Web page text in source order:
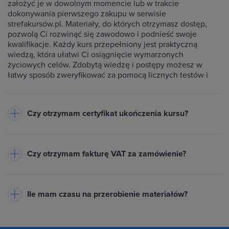
założyć je w dowolnym momencie lub w trakcie
dokonywania pierwszego zakupu w serwisie
strefakursów.pl. Materiały, do których otrzymasz dostęp,
pozwolą Ci rozwinąć się zawodowo i podnieść swoje
kwalifikacje. Każdy kurs przepełniony jest praktyczną
wiedzą, która ułatwi Ci osiągnięcie wymarzonych
życiowych celów. Zdobytą wiedzę i postępy możesz w
łatwy sposób zweryfikować za pomocą licznych testów i
Czy otrzymam certyfikat ukończenia kursu?
Twoim koncie w zakładce Certyfikaty. Warunkiem jego
data wystawienia i unikalny numer certyfikatu. Certyfikat
Czy otrzymam fakturę VAT za zamówienie?
zakupie. Pobierzesz ją z zakładki Historia zamówień na
Ile mam czasu na przerobienie materiałów?
presji i bez abonamentu. Płacisz raz i zachowujesz dostęp